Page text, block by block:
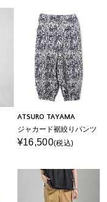
ATSURO TAYAMA
ジャカード裾絞りパンツ
¥16,500(税込)